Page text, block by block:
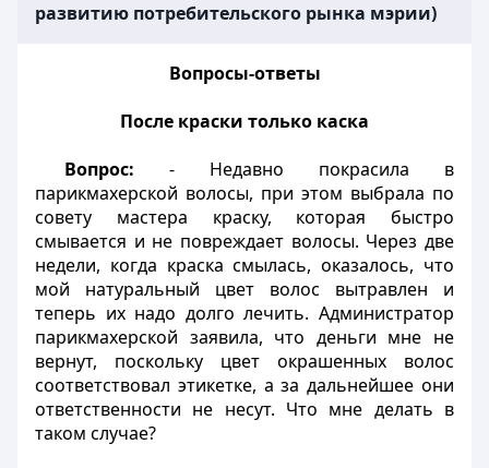
развитию потребительского рынка мэрии)
Вопросы-ответы
После краски только каска
Вопрос: - Недавно покрасила в
парикмахерской волосы, при этом выбрала по
совету мастера краску, которая быстро
смывается и не повреждает волосы. Через две
недели, когда краска смылась, оказалось, что
мой натуральный цвет волос вытравлен и
теперь их надо долго лечить. Администратор
парикмахерской заявила, что деньги мне не
вернут, поскольку цвет окрашенных волос
соответствовал этикетке, а за дальнейшее они
ответственности не несут. Что мне делать в
таком случае?